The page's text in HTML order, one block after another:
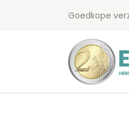
Goedkope